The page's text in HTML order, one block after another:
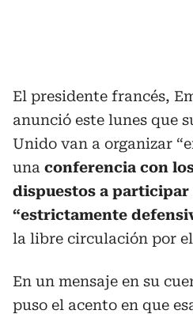
El presidente francés,
anunció este lunes que
Unido van a organizar
una conferencia con
dispuestos a participar
“estrictamente
la libre circulación por
En un mensaje en su
puso el acento en que